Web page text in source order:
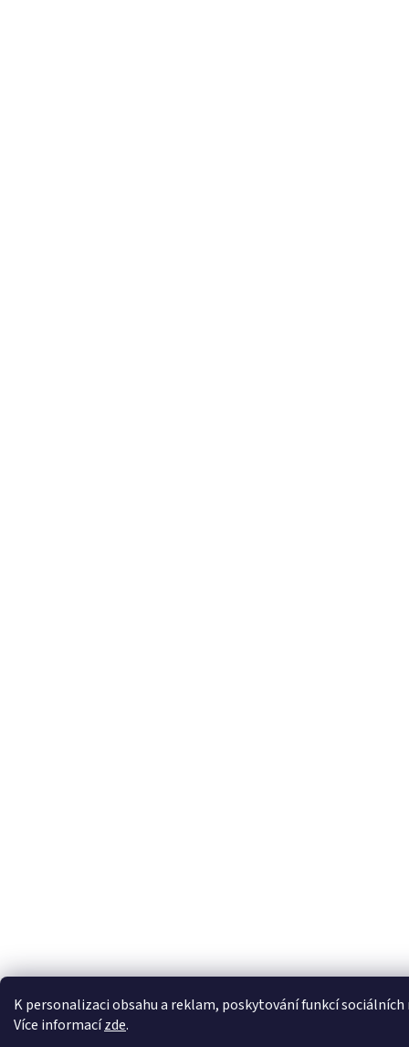
K personalizaci obsahu a reklam, poskytování funkcí
Více informacízde.